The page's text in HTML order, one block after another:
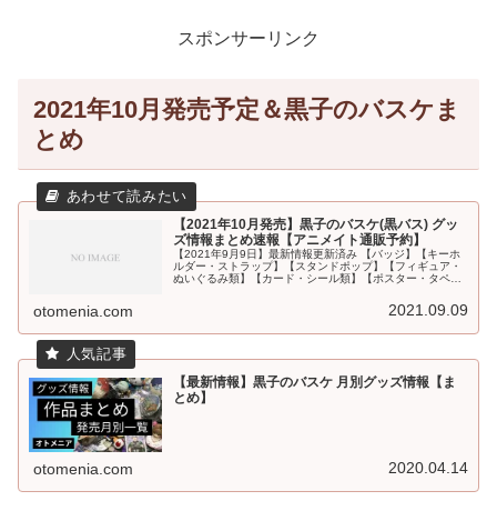
スポンサーリンク
2021年10月発売予定＆黒子のバスケま
とめ
【2021年10月発売】黒子のバスケ(黒バス) グッ
ズ情報まとめ速報【アニメイト通販予約】
【2021年9月9日】最新情報更新済み 【バッジ】【キーホ
ルダー・ストラップ】【スタンドポップ】【フィギュア・
ぬいぐるみ類】【カード・シール類】【ポスター・タペス
otomenia.com 2021.09.09
【最新情報】黒子のバスケ 月別グッズ情報【ま
とめ】
otomenia.com 2020.04.14